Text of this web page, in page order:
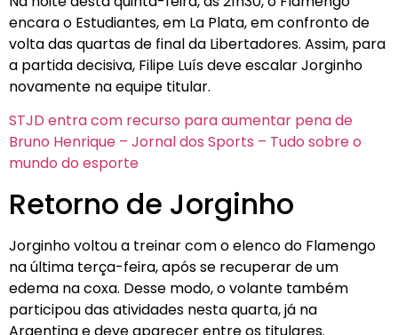
encara o Estudiantes, em La Plata, em confronto de
volta das quartas de final da Libertadores. Assim, para
a partida decisiva, Filipe Luís deve escalar Jorginho
novamente na equipe titular.
STJD entra com recurso para aumentar pena de
Bruno Henrique – Jornal dos Sports – Tudo sobre o
mundo do esporte
Retorno de Jorginho
Jorginho voltou a treinar com o elenco do Flamengo
na última terça-feira, após se recuperar de um
edema na coxa. Desse modo, o volante também
participou das atividades nesta quarta, já na
Argentina e deve aparecer entre os titulares.